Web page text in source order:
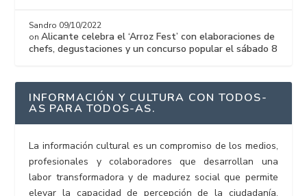
Sandro 09/10/2022
onAlicante celebra el ‘Arroz Fest’ con elaboraciones de
chefs, degustaciones y un concurso popular el sábado 8
INFORMACIÓN Y CULTURA CON TODOS-
AS PARA TODOS-AS.
La información cultural es un compromiso de los medios,
profesionales y colaboradores que desarrollan una
labor transformadora y de madurez social que permite
elevar la capacidad de percepción de la ciudadanía.